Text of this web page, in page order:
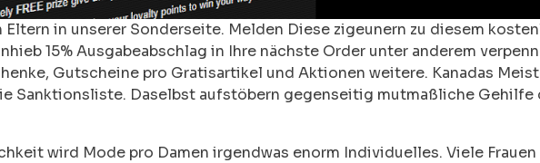
in unserer Sonderseite. Melden Diese zigeunern zu diesem
15% Ausgabeabschlag in Ihre nächste Order unter anderem
Gutscheine pro Gratisartikel und Aktionen weitere. Kanadas
Sanktionsliste. Daselbst aufstöbern gegenseitig mutmaßliche Gehilfe
wird Mode pro Damen irgendwas enorm Individuelles. Viele